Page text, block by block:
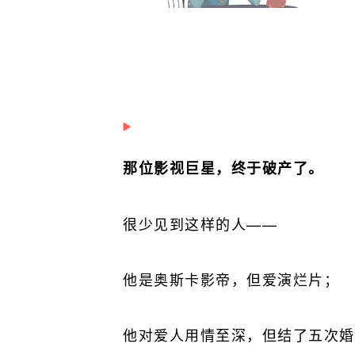
那位影视巨星，终于破产了。
很少见到这样的人——
他是奥斯卡影帝，但爱演烂片；
他对爱人用情至深，但结了五次